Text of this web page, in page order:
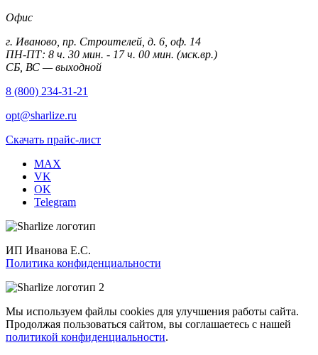
Офис
г. Иваново, пр. Строителей, д. 6, оф. 14
ПН-ПТ: 8 ч. 30 мин. - 17 ч. 00 мин. (мск.вр.)
СБ, ВС — выходной
8 (800) 234-31-21
opt@sharlize.ru
Скачать прайс-лист
MAX
VK
OK
Telegram
ИП Иванова Е.С.
Политика конфиденциальности
Мы используем файлы cookies для улучшения работы сайта.
Продолжая пользоваться сайтом, вы соглашаетесь с нашей
политикой конфиденциальности.